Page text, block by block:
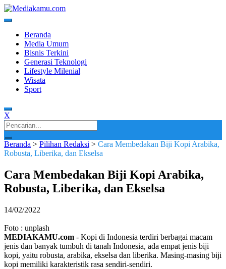
Skip
to
MEDIAKAMU.com
Media Terkini untuk Generasi Milenial!
Beranda
Media Umum
Bisnis Terkini
Generasi Teknologi
Lifestyle Milenial
Wisata
Sport
X
Search
for:
Beranda > Pilihan Redaksi > Cara Membedakan Biji Kopi Arabika,
Robusta, Liberika, dan Ekselsa
Cara Membedakan Biji Kopi Arabika,
Robusta, Liberika, dan Ekselsa
14/02/2022
Foto : unplash
MEDIAKAMU.com - Kopi di Indonesia terdiri berbagai macam
jenis dan banyak tumbuh di tanah Indonesia, ada empat jenis biji
kopi, yaitu robusta, arabika, ekselsa dan liberika. Masing-masing biji
kopi memiliki karakteristik rasa sendiri-sendiri.